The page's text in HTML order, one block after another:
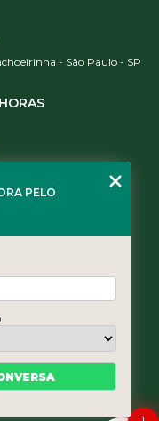
- São Paulo - SP
PELO